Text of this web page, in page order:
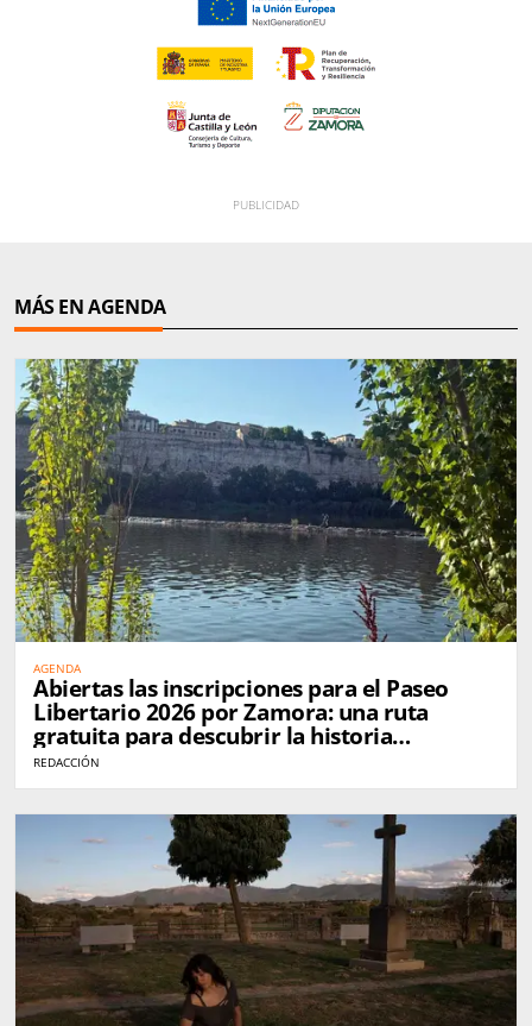
MÁS EN AGENDA
AGENDA
Abiertas las inscripciones para el Paseo
Libertario 2026 por Zamora: una ruta
gratuita para descubrir la historia
anarquista de la ciudad
REDACCIÓN